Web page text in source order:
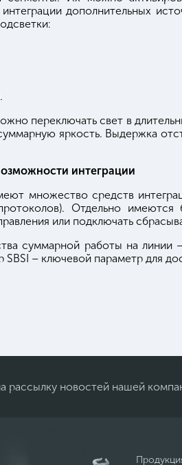
дополнительных
переключать свет в
яркость. Выдержка
интеграции
множество средств
Отдельно имеются
или подключать
суммарной работы на линии
– ключевой параметр для
рассылку новостей нашей